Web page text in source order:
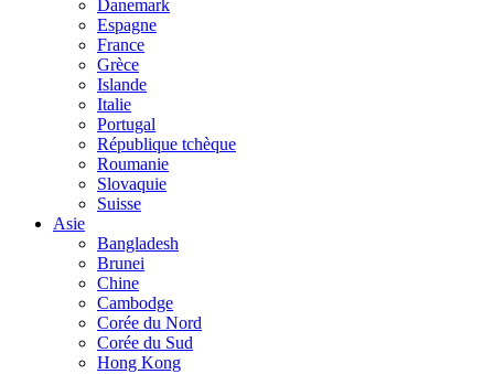
Danemark
Espagne
France
Grèce
Islande
Italie
Portugal
République tchèque
Roumanie
Slovaquie
Suisse
Asie
Bangladesh
Brunei
Chine
Cambodge
Corée du Nord
Corée du Sud
Hong Kong